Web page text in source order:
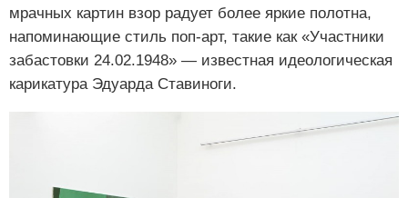
мрачных картин взор радует более яркие полотна,
напоминающие стиль поп-арт, такие как «Участники
забастовки 24.02.1948» — известная идеологическая
карикатура Эдуарда Ставиноги.